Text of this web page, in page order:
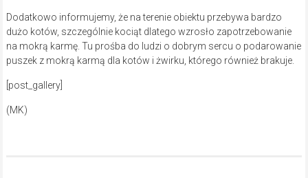
Dodatkowo informujemy, że na terenie obiektu przebywa bardzo
dużo kotów, szczególnie kociąt dlatego wzrosło zapotrzebowanie
na mokrą karmę. Tu prośba do ludzi o dobrym sercu o podarowanie
puszek z mokrą karmą dla kotów i żwirku, którego również brakuje.
[post_gallery]
(MK)